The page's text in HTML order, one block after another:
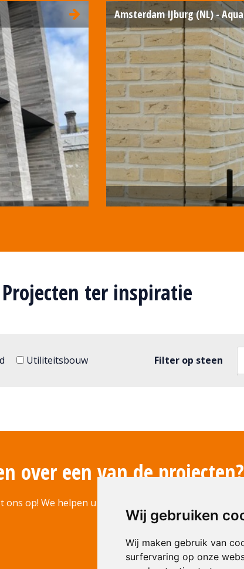
Wij gebruiken
Wij maken gebruik van
surfervaring op onze
Amsterdam IJburg (NL) - Aqua
Projecten ter inspiratie
Utiliteitsbouw Filter op steen
over een van de projecten?
op! We helpen u graag verder.